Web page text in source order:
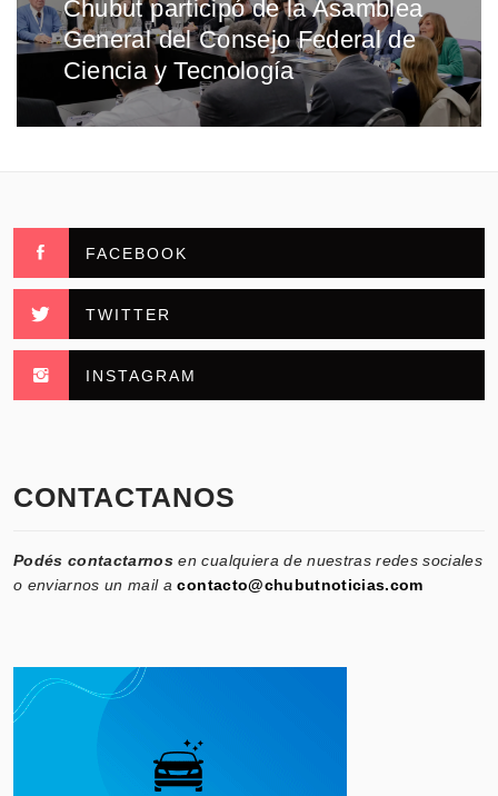
Entrada
siguiente:
Chubut participó de la Asamblea
General del Consejo Federal de
Ciencia y Tecnología
FACEBOOK
TWITTER
INSTAGRAM
CONTACTANOS
Podés contactarnos en cualquiera de nuestras redes sociales
o enviarnos un mail acontacto@chubutnoticias.com